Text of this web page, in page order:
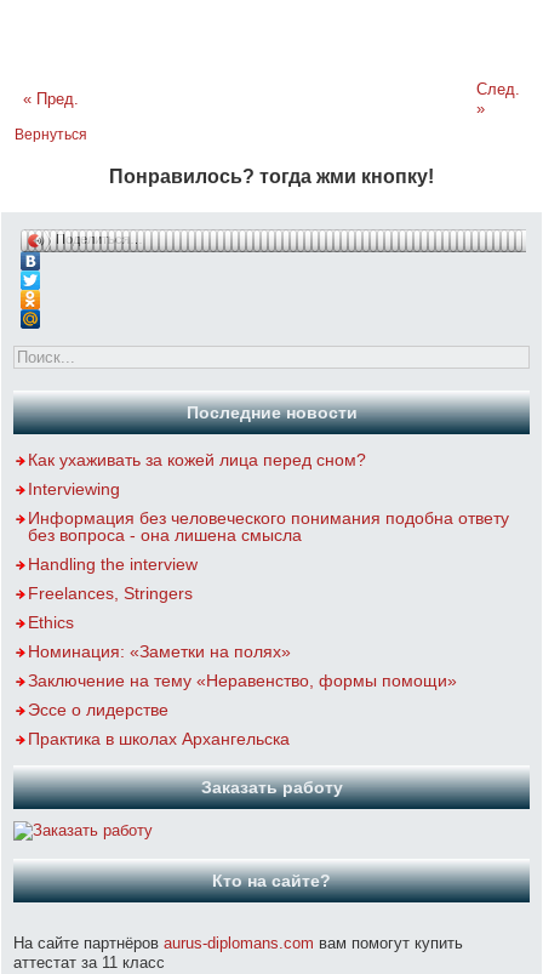
« Пред.
След.
»
Вернуться
Понравилось? тогда жми кнопку!
Поделиться…
Последние новости
Как ухаживать за кожей лица перед сном?
Interviewing
Информация без человеческого понимания подобна ответу
без вопроса - она лишена смысла
Handling the interview
Freelances, Stringers
Ethics
Номинация: «Заметки на полях»
Заключение на тему «Неравенство, формы помощи»
Эссе о лидерстве
Практика в школах Архангельска
Заказать работу
Кто на сайте?
На сайте партнёров aurus-diplomans.com вам помогут купить
аттестат за 11 класс